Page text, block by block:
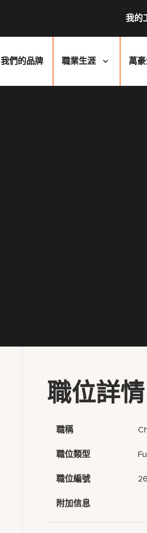
我的
我們的品牌 職業生涯 萬
職位詳情
職稱
職位類型
職位編號
附加信息